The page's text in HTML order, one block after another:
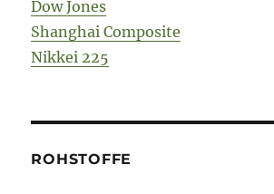
Dow Jones
Shanghai Composite
Nikkei 225
ROHSTOFFE